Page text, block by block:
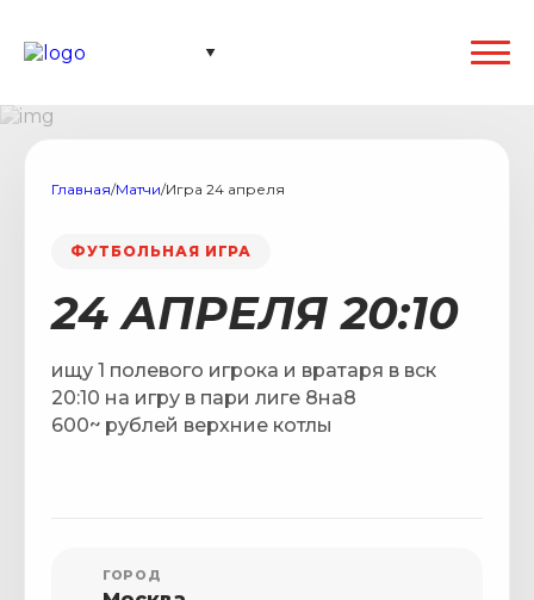
Главная/Матчи/Игра 24 апреля
ФУТБОЛЬНАЯ ИГРА
24 АПРЕЛЯ 20:10
ищу 1 полевого игрока и вратаря в вск
20:10 на игру в пари лиге 8на8
600~ рублей верхние котлы
ГОРОД